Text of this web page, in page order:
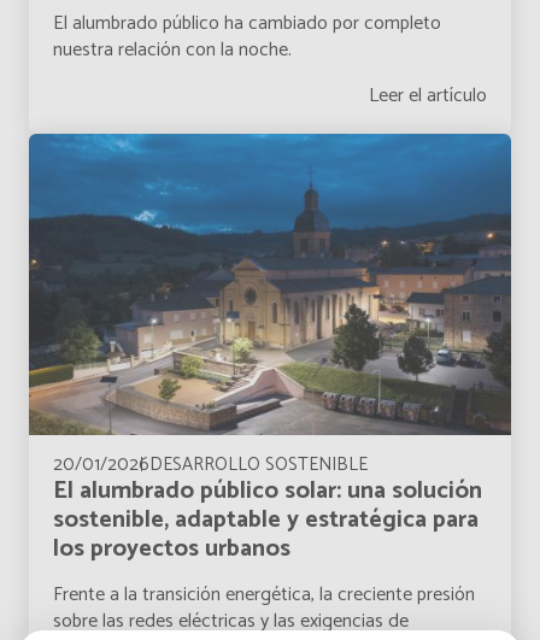
El alumbrado público ha cambiado por completo
nuestra relación con la noche.
Leer el artículo
20/01/2026DESARROLLO SOSTENIBLE
El alumbrado público solar: una solución
sostenible, adaptable y estratégica para
los proyectos urbanos
Frente a la transición energética, la creciente presión
sobre las redes eléctricas y las exigencias de